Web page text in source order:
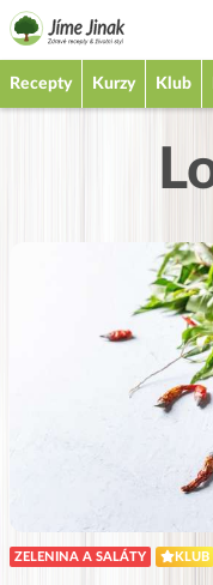
Recepty Kurzy Klub
ZELENINA A SALÁTY KLUB